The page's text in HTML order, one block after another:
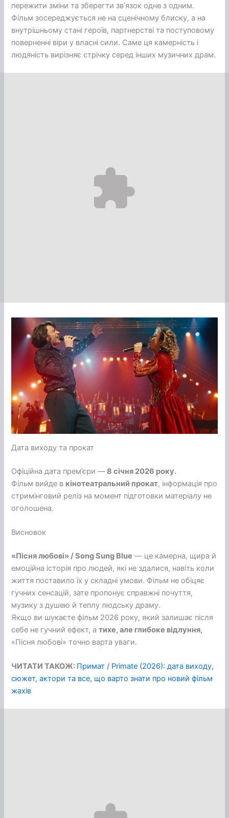
пережити зміни та зберегти звʼязок одне з одним.
Фільм зосереджується не на сценічному блиску, а на
внутрішньому стані героїв, партнерстві та поступовому
поверненні віри у власні сили. Саме ця камерність і
людяність вирізняє стрічку серед інших музичних драм.
Дата виходу та прокат
Офіційна дата прем’єри —8 січня 2026 року.
Фільм вийде в кінотеатральний прокат, інформація про
стримінговий реліз на момент підготовки матеріалу не
оголошена.
Висновок
«Пісня любові» / Song Sung Blue — це камерна, щира й
емоційна історія про людей, які не здалися, навіть коли
життя поставило їх у складні умови. Фільм не обіцяє
гучних сенсацій, зате пропонує справжні почуття,
музику з душею й теплу людську драму.
Якщо ви шукаєте фільм 2026 року, який залишає після
себе не гучний ефект, атихе, але глибоке відлуння,
«Пісня любові» точно варта уваги.
ЧИТАТИ ТАКОЖ: Примат / Primate (2026): дата виходу,
сюжет, актори та все, що варто знати про новий фільм
жахів